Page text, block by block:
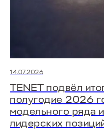
14.07.2026
TENET подвёл
полугодие 2026
модельного ряда
лидерских